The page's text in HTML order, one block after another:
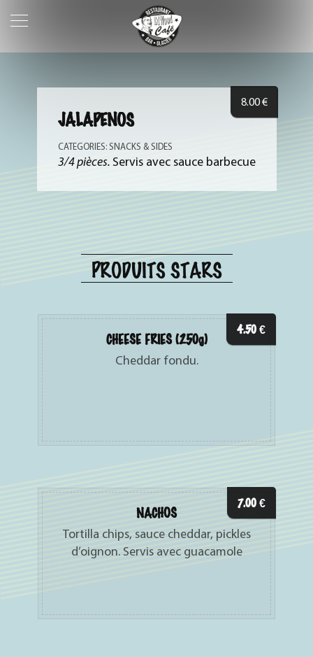
JALAPENOS
CATEGORIES: SNACKS & SIDES
3/4 pièces. Servis avec sauce barbecue
8.00€
PRODUITS STARS
4.50€
CHEESE FRIES (250g)
Cheddar fondu.
7.00€
NACHOS
Tortilla chips, sauce cheddar, pickles
d’oignon. Servis avec guacamole